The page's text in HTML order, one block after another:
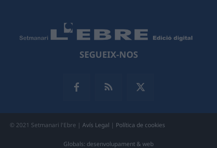
SEGUEIX-NOS
© 2021 Setmanari l'Ebre | Avís Legal | Política de cookies
Globals: desenvolupament & web